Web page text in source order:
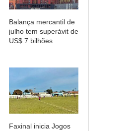
Balança mercantil de
julho tem superávit de
US$ 7 bilhões
Faxinal inicia Jogos